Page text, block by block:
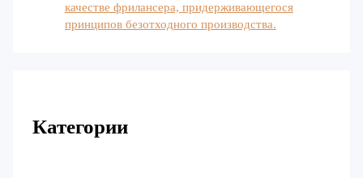
качестве фрилансера, придерживающегося
принципов безотходного производства.
Категории